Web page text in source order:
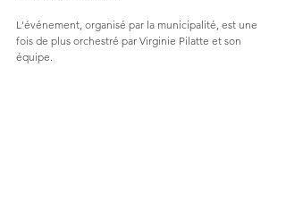
L'événement, organisé par la municipalité, est une
fois de plus orchestré par Virginie Pilatte et son
équipe.